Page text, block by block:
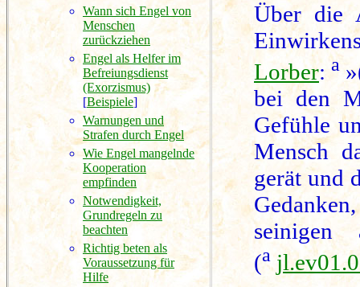
Wann sich Engel von
Menschen
zurückziehen
Engel als Helfer im
Befreiungsdienst
(Exorzismus)
[Beispiele]
Warnungen und
Strafen durch Engel
Wie Engel mangelnde
Kooperation
empfinden
Notwendigkeit,
Grundregeln zu
beachten
Richtig beten als
Voraussetzung für
Hilfe
Über die
Lorber:a
bei den
Gefühle
Mensch
gerät und
seinigen
(a